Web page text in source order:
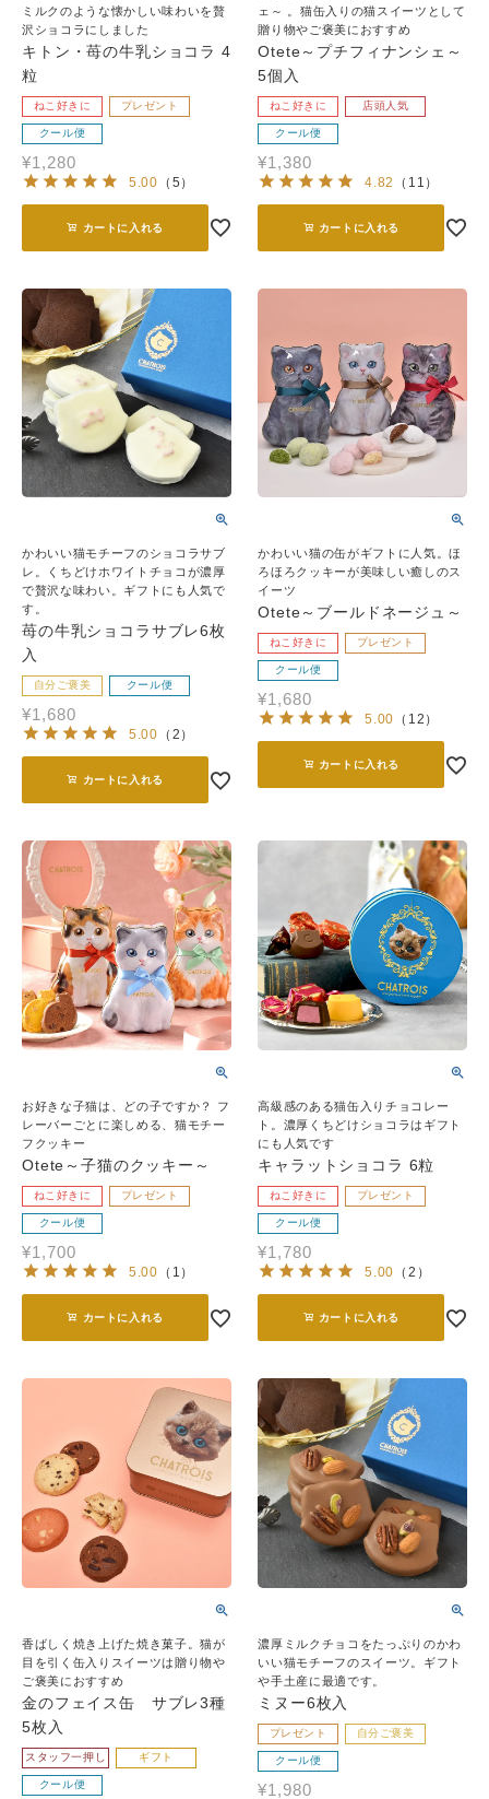
ミルクのような懐かしい味わいを贅
沢ショコラにしました
キトン・苺の牛乳ショコラ 4
粒
ねこ好きに プレゼント
クール便
¥1,280
5.00 （ 5 ）
カートに入れる
ェ～ 。猫缶入りの猫スイーツとして
贈り物やご褒美におすすめ
Otete～プチフィナンシェ～
5個入
ねこ好きに 店頭人気
クール便
¥1,380
4.82 （ 11 ）
カートに入れる
かわいい猫モチーフのショコラサブ
レ。くちどけホワイトチョコが濃厚
で贅沢な味わい。ギフトにも人気で
す。
苺の牛乳ショコラサブレ6枚
入
自分ご褒美 クール便
¥1,680
5.00 （ 2 ）
カートに入れる
かわいい猫の缶がギフトに人気。ほ
ろほろクッキーが美味しい癒しのス
イーツ
Otete～ブールドネージュ～
ねこ好きに プレゼント
クール便
¥1,680
5.00 （ 12 ）
カートに入れる
お好きな子猫は、どの子ですか？ フ
レーバーごとに楽しめる、猫モチー
フクッキー
Otete～子猫のクッキー～
ねこ好きに プレゼント
クール便
¥1,700
5.00 （ 1 ）
カートに入れる
高級感のある猫缶入りチョコレー
ト。濃厚くちどけショコラはギフト
にも人気です
キャラットショコラ 6粒
ねこ好きに プレゼント
クール便
¥1,780
5.00 （ 2 ）
カートに入れる
香ばしく焼き上げた焼き菓子。猫が
目を引く缶入りスイーツは贈り物や
ご褒美におすすめ
金のフェイス缶 サブレ3種
5枚入
スタッフ一押し ギフト
クール便
濃厚ミルクチョコをたっぷりのかわ
いい猫モチーフのスイーツ。ギフト
や手土産に最適です。
ミヌー6枚入
プレゼント 自分ご褒美
クール便
¥1,980